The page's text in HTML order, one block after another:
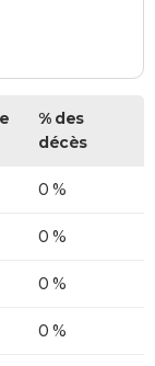
% des
décès
0 %
0 %
0 %
0 %